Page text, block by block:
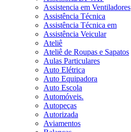
Assistencia em Ventiladores
Assistência Técnica
Assistência Técnica em
Assistência Veicular
Ateliê
Ateliê de Roupas e Sapatos
Aulas Particulares
Auto Elétrica
Auto Equipadora
Auto Escola
Automóveis.
Autopeças
Autorizada
Aviamentos